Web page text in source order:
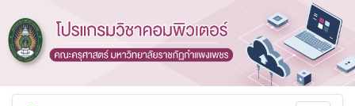
❅ ❅